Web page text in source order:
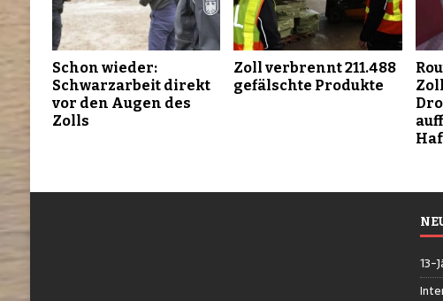
Schon wieder:
Schwarzarbeit direkt
vor den Augen des
Zolls
Zoll verbrennt 211.488
gefälschte Produkte
13-